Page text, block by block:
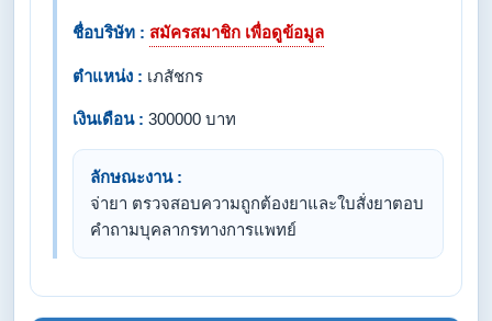
ชื่อบริษัท : สมัครสมาชิก เพื่อดูข้อมูล
ตำแหน่ง : เภสัชกร
เงินเดือน : 300000 บาท
ลักษณะงาน :
จ่ายา ตรวจสอบความถูกต้องยาและใบสั่งยาตอบ
คำถามบุคลากรทางการแพทย์